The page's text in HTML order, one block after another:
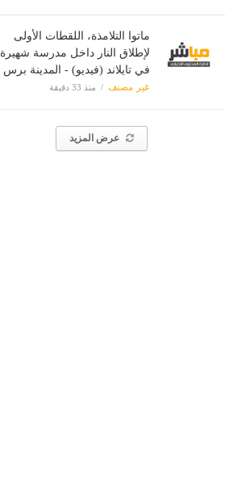
ماتوا التلامذة، اللقطات الأولى
لإطلاق النار داخل مدرسة شهيرة
في تايلاند (فيديو) - المدينة برس
غير مصنف منذ 33 دقيقة
عرض المزيد